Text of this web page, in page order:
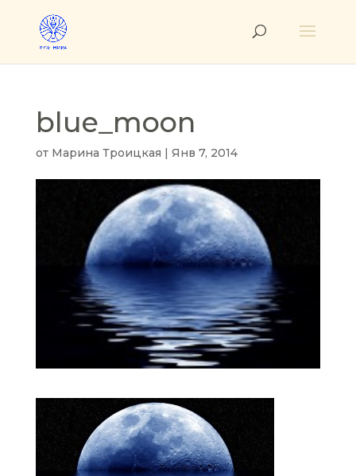
blue_moon
от Марина Троицкая | Янв 7, 2014